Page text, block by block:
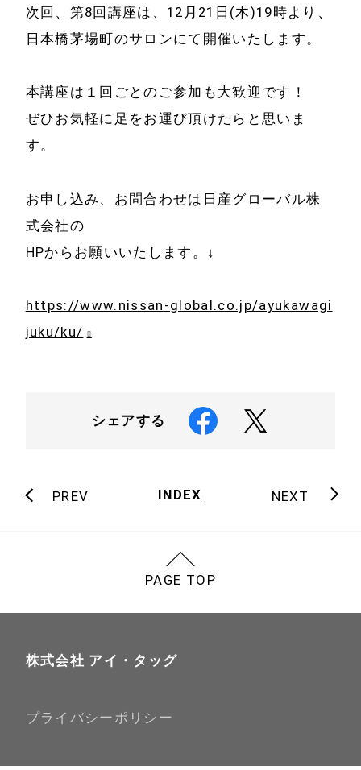
代表プロフィール
事例と実績
書籍・DVD
経営理念
会社概要
特定商取引法に基
づく表示
お問い合わせ
次回、第8回講座は、12月21日(木)19時より、
日本橋茅場町のサロンにて開催いたします。
本講座は１回ごとのご参加も大歓迎です！
ぜひお気軽に足をお運び頂けたらと思いま
す。
お申し込み、お問合わせは日産グローバル株
式会社の
HPからお願いいたします。↓
https://www.nissan-global.co.jp/ayukawagi
juku/ku/
シェアする
PREV INDEX NEXT
PAGE TOP
株式会社 アイ・タッグ
プライバシーポリシー